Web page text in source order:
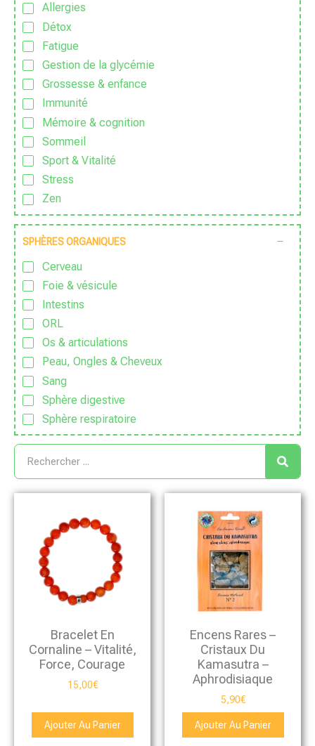
Sans Gluten
Sans huile de palme
Sans huile essentielle
Sans lactose
Sans nanoparticules
Sans OGM
Sans parfum
Sans Pesticide
Sans sucre ajouté
Traditionnel
Vegan
Végétarien
Vidéos
Zéro déchet
Allergies
Détox
Fatigue
Gestion de la glycémie
Grossesse & enfance
Immunité
Mémoire & cognition
Sommeil
Sport & Vitalité
Stress
Zen
SPHÈRES ORGANIQUES
Cerveau
Foie & vésicule
Intestins
ORL
Os & articulations
Peau, Ongles & Cheveux
Sang
Sphère digestive
Sphère respiratoire
Bracelet En
Cornaline – Vitalité,
Force, Courage
15,00€
Ajouter Au Panier
Encens Rares –
Cristaux Du
Kamasutra –
Aphrodisiaque
5,90€
Ajouter Au Panier